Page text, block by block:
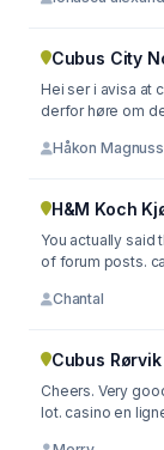
Cubus City
Hei ser i avisa at
derfor høre om
Håkon
H&M Koch
You actually said
of forum posts.
Chantal
Cubus Rørvik
Cheers. Very
lot. casino en